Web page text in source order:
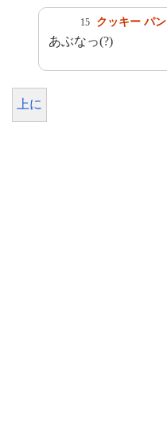
15 クッキー パン
あぶなっ(?)
上に